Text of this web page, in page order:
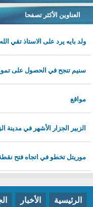
العناوين الأكثر تصفحا
ولد بايه يرد على الاستاذ تقي
سنيم تنجح في الحصول على
مواقع
الزبير الجزار الأشهر في مدينة
موريتل تخطو في اتجاه فتح نقطة
الرئيسية الأخبار